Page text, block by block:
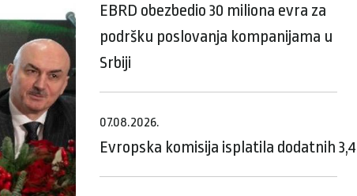
EBRD obezbedio 30 miliona evra za
podršku poslovanja kompanijama u
Srbiji
07.08.2026.
Evropska komisija isplatila dodatnih